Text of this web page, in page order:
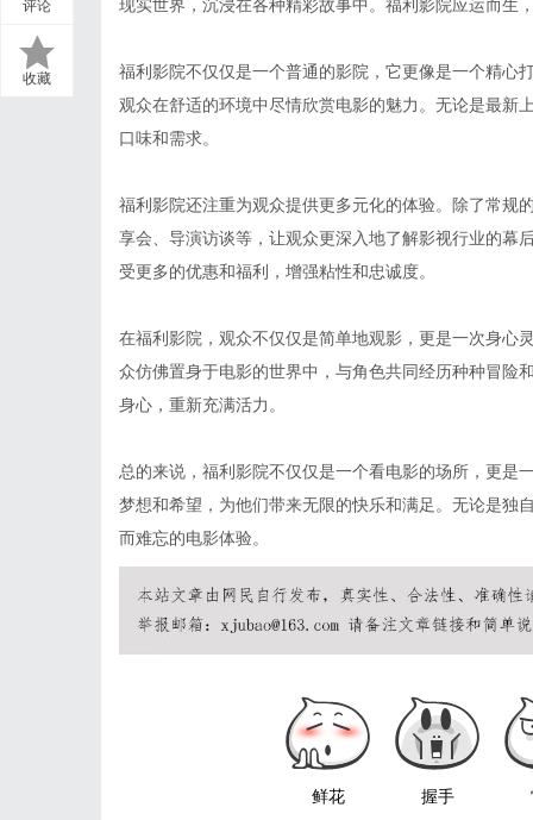
评论
收藏
现实世界，沉浸在各种精彩故事中。福利影院应运而生
福利影院不仅仅是一个普通的影院，它更像是一个精心
观众在舒适的环境中尽情欣赏电影的魅力。无论是最新
口味和需求。
福利影院还注重为观众提供更多元化的体验。除了常规
享会、导演访谈等，让观众更深入地了解影视行业的幕
受更多的优惠和福利，增强粘性和忠诚度。
在福利影院，观众不仅仅是简单地观影，更是一次身心
众仿佛置身于电影的世界中，与角色共同经历种种冒险
身心，重新充满活力。
总的来说，福利影院不仅仅是一个看电影的场所，更是
梦想和希望，为他们带来无限的快乐和满足。无论是独
而难忘的电影体验。
鲜花 握手